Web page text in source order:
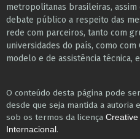
metropolitanas brasileiras,
debate público a respeito das
r​e​de com parceiros, tanto com
universidades do país, como
modelo e de assistência técnica​,
O conteúdo desta página pode
desde que seja mantida a autoria
sob os termos da licença
Internacional .